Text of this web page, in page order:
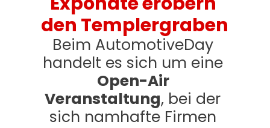
den Templergraben
Beim AutomotiveDay
handelt es sich um eine
Open-Air
Veranstaltung, bei der
sich namhafte Firmen